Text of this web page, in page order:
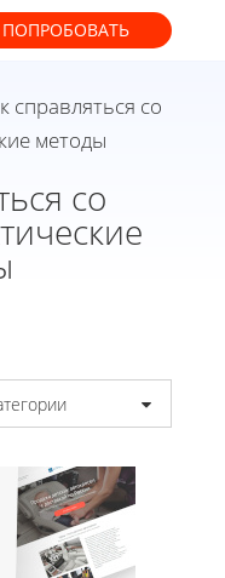
ПОПРОБОВАТЬ
справляться со
методы
со